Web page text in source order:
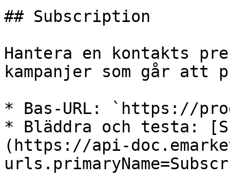
## Subscription
Hantera en kontakts
kampanjer som går att
* Bas-URL: `https://
* Bläddra och testa:
(https://api-